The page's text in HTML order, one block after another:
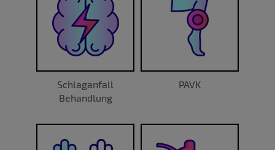
Schlaganfall
Behandlung
PAVK